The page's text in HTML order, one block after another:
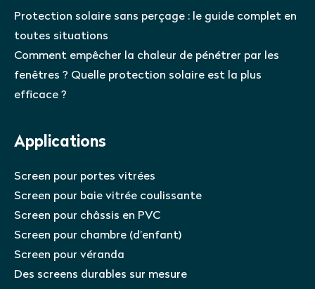
Protection solaire sans perçage : le guide complet en
toutes situations
Comment empêcher la chaleur de pénétrer par les
fenêtres ? Quelle protection solaire est la plus
efficace ?
Applications
Screen pour portes vitrées
Screen pour baie vitrée coulissante
Screen pour châssis en PVC
Screen pour chambre (d’enfant)
Screen pour véranda
Des screens durables sur mesure